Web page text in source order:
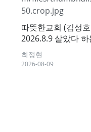
따뜻한교회 (김성
2026.8.9 살았다
최정현
2026-08-09